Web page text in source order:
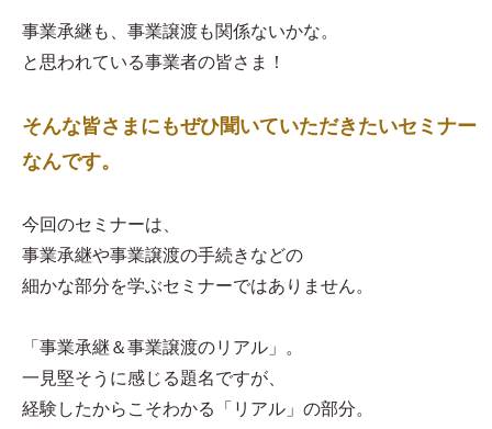
事業承継も、事業譲渡も関係ないかな。
と思われている事業者の皆さま！
そんな皆さまにもぜひ聞いていただきたいセミナー
なんです。
今回のセミナーは、
事業承継や事業譲渡の手続きなどの
細かな部分を学ぶセミナーではありません。
「事業承継＆事業譲渡のリアル」。
一見堅そうに感じる題名ですが、
経験したからこそわかる「リアル」の部分。